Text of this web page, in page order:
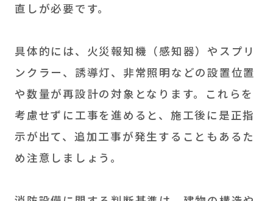
直しが必要です。
具体的には、火災報知機（感知器）やスプリ
ンクラー、誘導灯、非常照明などの設置位置
や数量が再設計の対象となります。これらを
考慮せずに工事を進めると、施工後に是正指
示が出て、追加工事が発生することもあるた
め注意しましょう。